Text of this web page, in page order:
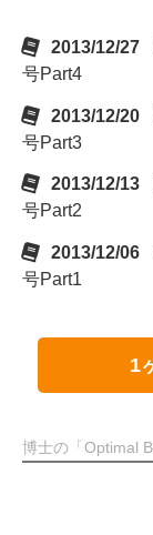
2013/12/27
号Part4
2013/12/20
号Part3
2013/12/13
号Part2
2013/12/06
号Part1
1
博士の「Optimal